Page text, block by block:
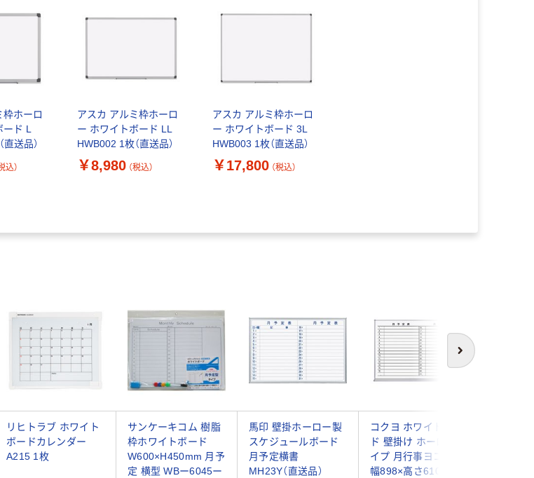
枠ホーロ
ド L
送品）
込）
アスカ アルミ枠ホーロ
ー ホワイトボード LL
HWB002 1枚（直送品）
￥8,980 （税込）
アスカ アルミ枠ホーロ
ー ホワイトボード 3L
HWB003 1枚（直送品）
￥17,800 （税込）
次へ
リヒトラブ ホワイト
ボードカレンダー
A215 1枚
サンケーキコム 樹脂
枠ホワイトボード
W600×H450mm 月予
定 横型 WBー6045ー
馬印 壁掛ホーロー製
スケジュールボード
月予定横書
MH23Y（直送品）
コクヨ ホワイトボー
ド 壁掛け ホーロータ
イプ 月行事ヨコ書き
幅898×高さ610mm